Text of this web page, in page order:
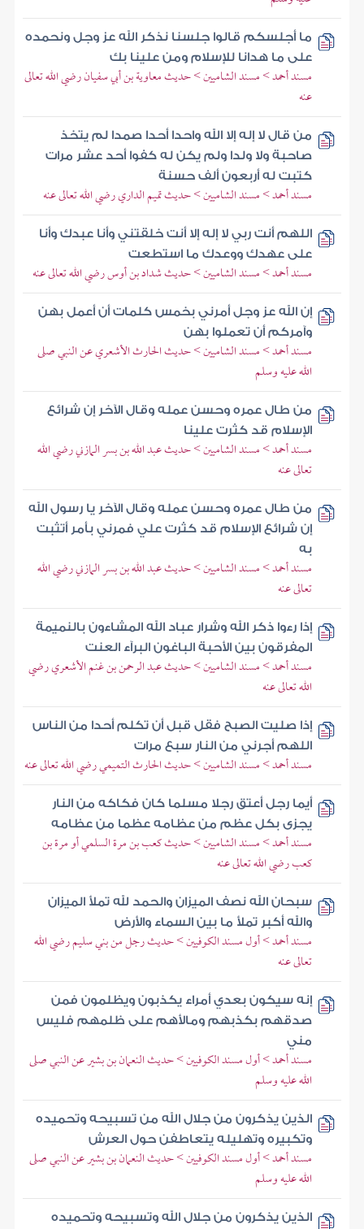
ما أجلسكم قالوا جلسنا نذكر الله عز وجل ونحمده
على ما هدانا للإسلام ومن علينا بك
مسند أحمد > مسند الشاميين > حديث معاوية بن أبي سفيان رضي الله تعالى
عنه
من قال لا إله إلا الله واحدا أحدا صمدا لم يتخذ
صاحبة ولا ولدا ولم يكن له كفوا أحد عشر مرات
كتبت له أربعون ألف حسنة
مسند أحمد > مسند الشاميين > حديث تميم الداري رضي الله تعالى عنه
اللهم أنت ربي لا إله إلا أنت خلقتني وأنا عبدك وأنا
على عهدك ووعدك ما استطعت
مسند أحمد > مسند الشاميين > حديث شداد بن أوس رضي الله تعالى عنه
إن الله عز وجل أمرني بخمس كلمات أن أعمل بهن
وآمركم أن تعملوا بهن
مسند أحمد > مسند الشاميين > حديث الحارث الأشعري عن النبي صلى
الله عليه وسلم
من طال عمره وحسن عمله وقال الآخر إن شرائع
الإسلام قد كثرت علينا
مسند أحمد > مسند الشاميين > حديث عبد الله بن بسر المازني رضي الله
تعالى عنه
من طال عمره وحسن عمله وقال الآخر يا رسول الله
إن شرائع الإسلام قد كثرت علي فمرني بأمر أتثبت
به
مسند أحمد > مسند الشاميين > حديث عبد الله بن بسر المازني رضي الله
تعالى عنه
إذا رءوا ذكر الله وشرار عباد الله المشاءون بالنميمة
المفرقون بين الأحبة الباغون البرآء العنت
مسند أحمد > مسند الشاميين > حديث عبد الرحمن بن غنم الأشعري رضي
الله تعالى عنه
إذا صليت الصبح فقل قبل أن تكلم أحدا من الناس
اللهم أجرني من النار سبع مرات
مسند أحمد > مسند الشاميين > حديث الحارث التميمي رضي الله تعالى عنه
أيما رجل أعتق رجلا مسلما كان فكاكه من النار
يجزى بكل عظم من عظامه عظما من عظامه
مسند أحمد > مسند الشاميين > حديث كعب بن مرة السلمي أو مرة بن
كعب رضي الله تعالى عنه
سبحان الله نصف الميزان والحمد لله تملأ الميزان
والله أكبر تملأ ما بين السماء والأرض
مسند أحمد > أول مسند الكوفيين > حديث رجل من بني سليم رضي الله
تعالى عنه
إنه سيكون بعدي أمراء يكذبون ويظلمون فمن
صدقهم بكذبهم ومالأهم على ظلمهم فليس
مني
مسند أحمد > أول مسند الكوفيين > حديث النعمان بن بشير عن النبي صلى
الله عليه وسلم
الذين يذكرون من جلال الله من تسبيحه وتحميده
وتكبيره وتهليله يتعاطفن حول العرش
مسند أحمد > أول مسند الكوفيين > حديث النعمان بن بشير عن النبي صلى
الله عليه وسلم
الذين يذكرون من جلال الله وتسبيحه وتحميده